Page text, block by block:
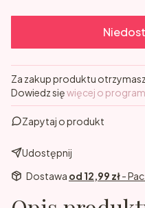
Za zakup produktu otrzymasz
Dowiedz sięwięcej o
Zapytaj o produkt
Udostępnij
Dostawa od 12,99 zł-